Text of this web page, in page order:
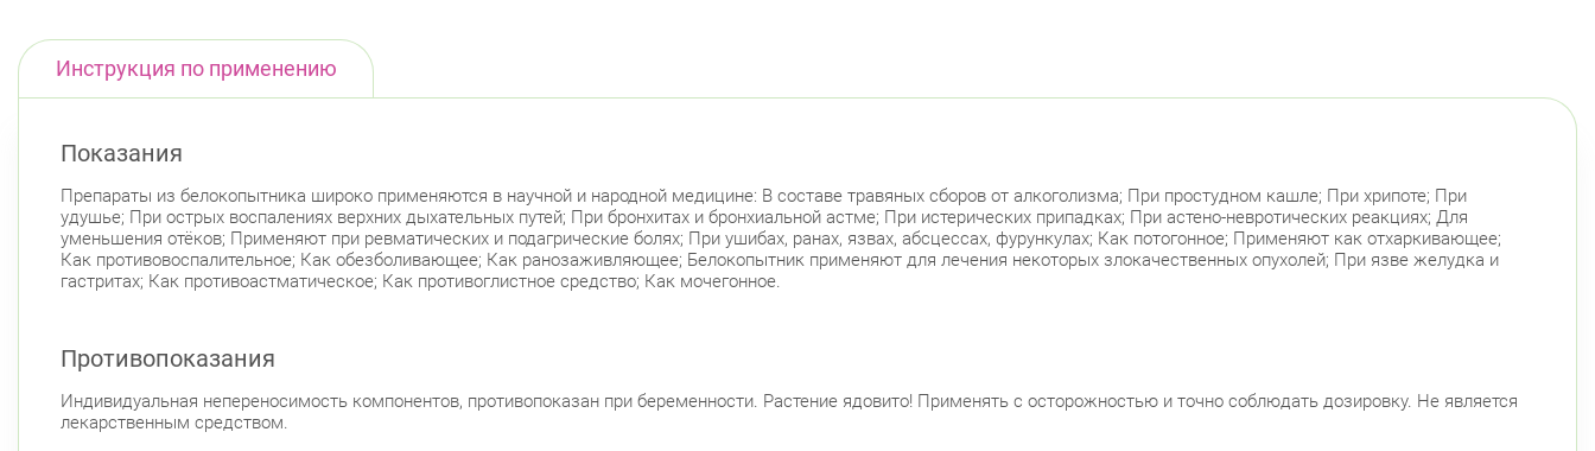
Инструкция по применению
Показания
Препараты из белокопытника широко применяются в научной и народной медицине: В составе травяных сборов от алкоголизма; При простудном кашле; При хрипоте; При
удушье; При острых воспалениях верхних дыхательных путей; При бронхитах и бронхиальной астме; При истерических припадках; При астено-невротических реакциях; Для
уменьшения отёков; Применяют при ревматических и подагрические болях; При ушибах, ранах, язвах, абсцессах, фурункулах; Как потогонное; Применяют как отхаркивающее;
Как противовоспалительное; Как обезболивающее; Как ранозаживляющее; Белокопытник применяют для лечения некоторых злокачественных опухолей; При язве желудка и
гастритах; Как противоастматическое; Как противоглистное средство; Как мочегонное.
Противопоказания
Индивидуальная непереносимость компонентов, противопоказан при беременности. Растение ядовито! Применять с осторожностью и точно соблюдать дозировку. Не является
лекарственным средством.